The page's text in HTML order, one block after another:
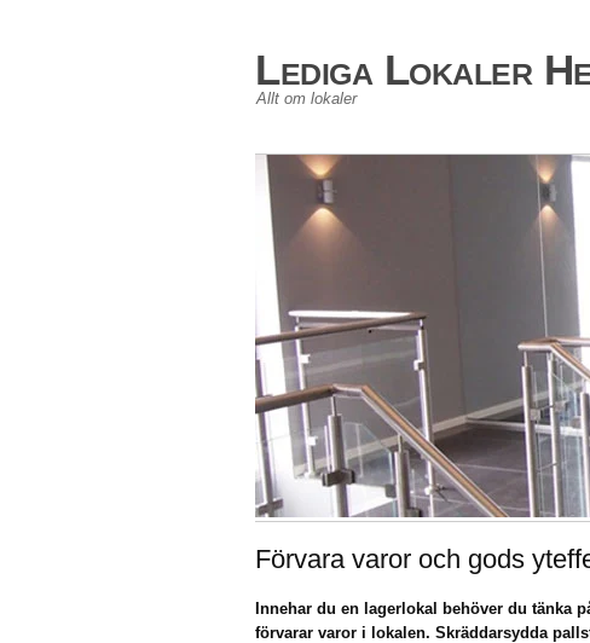
Lediga Lokaler
Allt om lokaler
Förvara varor och gods
Innehar du en lagerlokal behöver du tänka
förvarar varor i lokalen. Skräddarsydda